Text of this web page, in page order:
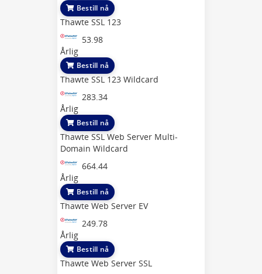
Bestill nå
Thawte SSL 123
53.98
Årlig
Bestill nå
Thawte SSL 123 Wildcard
283.34
Årlig
Bestill nå
Thawte SSL Web Server Multi-
Domain Wildcard
664.44
Årlig
Bestill nå
Thawte Web Server EV
249.78
Årlig
Bestill nå
Thawte Web Server SSL